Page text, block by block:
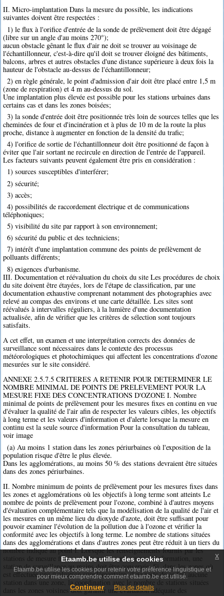
II. Micro-implantation Dans la mesure du possible, les indications
suivantes doivent être respectées :
1) le flux à l'orifice d'entrée de la sonde de prélèvement doit être dégagé
(libre sur un angle d'au moins 270°);
aucun obstacle gênant le flux d'air ne doit se trouver au voisinage de
l'échantillonneur, c'est-à-dire qu'il doit se trouver éloigné des bâtiments,
balcons, arbres et autres obstacles d'une distance supérieure à deux fois la
hauteur de l'obstacle au-dessus de l'échantillonneur;
2) en règle générale, le point d'admission d'air doit être placé entre 1,5 m
(zone de respiration) et 4 m au-dessus du sol.
Une implantation plus élevée est possible pour les stations urbaines dans
certains cas et dans les zones boisées;
3) la sonde d'entrée doit être positionnée très loin de sources telles que les
cheminées de four et d'incinération et à plus de 10 m de la route la plus
proche, distance à augmenter en fonction de la densité du trafic;
4) l'orifice de sortie de l'échantillonneur doit être positionné de façon à
éviter que l'air sortant ne recircule en direction de l'entrée de l'appareil.
Les facteurs suivants peuvent également être pris en considération :
1) sources susceptibles d'interférer;
2) sécurité;
3) accès;
4) possibilités de raccordement électrique et de communications
téléphoniques;
5) visibilité du site par rapport à son environnement;
6) sécurité du public et des techniciens;
7) intérêt d'une implantation commune des points de prélèvement de
polluants différents;
8) exigences d'urbanisme.
III. Documentation et réévaluation du choix du site Les procédures de choix
du site doivent être étayées, lors de l'étape de classification, par une
documentation exhaustive comprenant notamment des photographies avec
relevé au compas des environs et une carte détaillée. Les sites sont
réévalués à intervalles réguliers, à la lumière d'une documentation
actualisée, afin de vérifier que les critères de sélection sont toujours
satisfaits.
A cet effet, un examen et une interprétation corrects des données de
surveillance sont nécessaires dans le contexte des processus
météorologiques et photochimiques qui affectent les concentrations d'ozone
mesurées sur le site considéré.
ANNEXE 2.5.7.5 CRITERES A RETENIR POUR DETERMINER LE
NOMBRE MINIMAL DE POINTS DE PRELEVEMENT POUR LA
MESURE FIXE DES CONCENTRATIONS D'OZONE I. Nombre
minimal de points de prélèvement pour les mesures fixes en continu en vue
d'évaluer la qualité de l'air afin de respecter les valeurs cibles, les objectifs
à long terme et les valeurs d'information et d'alerte lorsque la mesure en
continu est la seule source d'information Pour la consultation du tableau,
voir image
(a) Au moins 1 station dans les zones périurbaines où l'exposition de la
population risque d'être le plus élevée.
Dans les agglomérations, au moins 50 % des stations devraient être situées
dans des zones périurbaines.
II. Nombre minimum de points de prélèvement pour les mesures fixes dans
les zones et agglomérations où les objectifs à long terme sont atteints Le
nombre de points de prélèvement pour l'ozone, combiné à d'autres moyens
d'évaluation complémentaire tels que la modélisation de la qualité de l'air et
les mesures en un même lieu du dioxyde d'azote, doit être suffisant pour
pouvoir examiner l'évolution de la pollution due à l'ozone et vérifier la
conformité avec les objectifs à long terme. Le nombre de stations situées
dans des agglomérations et dans d'autres zones peut être réduit à un tiers du
nombre indiqué au point I. Lorsque les renseignements fournis par les
stations de mesure fixes constituent la seule source d'information, une
station de surveillance au moins doit être conservée. Si, dans les zones où
est effectuée une évaluation supplémentaire, il ne reste de ce fait aucune
station dans une zone, la coordination avec le nombre de stations situées
dans les zones voisines doit garantir une évaluation adéquate des
Etaamb.be utilise des cookies
Etaamb.be utilise les cookies pour retenir votre préférence linguistique et
pour mieux comprendre comment etaamb.be est utilisé.
Continuer Plus de details
x